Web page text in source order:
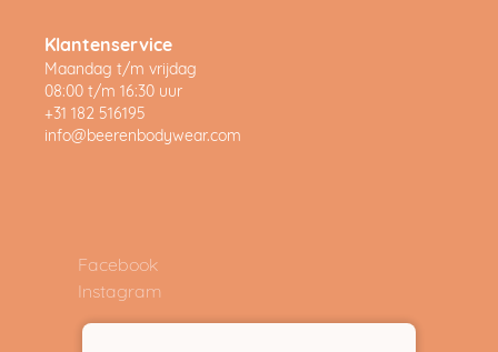
Klantenservice
Maandag t/m vrijdag
08:00 t/m 16:30 uur
+31 182 516195
info@beerenbodywear.com
Facebook
Instagram